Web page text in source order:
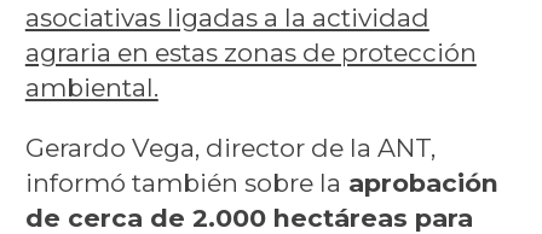
asociativas ligadas a la actividad
agraria en estas zonas de protección
ambiental.
Gerardo Vega, director de la ANT,
informó también sobre la aprobación
de cerca de 2.000 hectáreas para